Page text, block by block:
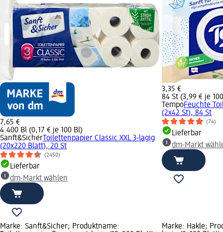
7,65 €
4.400 Bl (0,17 € je 100 Bl)
Sanft&Sicher Toilettenpapier Classic XXL 3-lagig
(20x220 Blatt), 20 St
(2450)
Lieferbar
dm-Markt wählen
3,35 €
84 St (3,99 € je
TempoFeuchte
(2x42 St), 84 St
(74)
Lieferbar
dm-Markt
Marke: Sanft&Sicher; Produktname:
Marke: Hakle;